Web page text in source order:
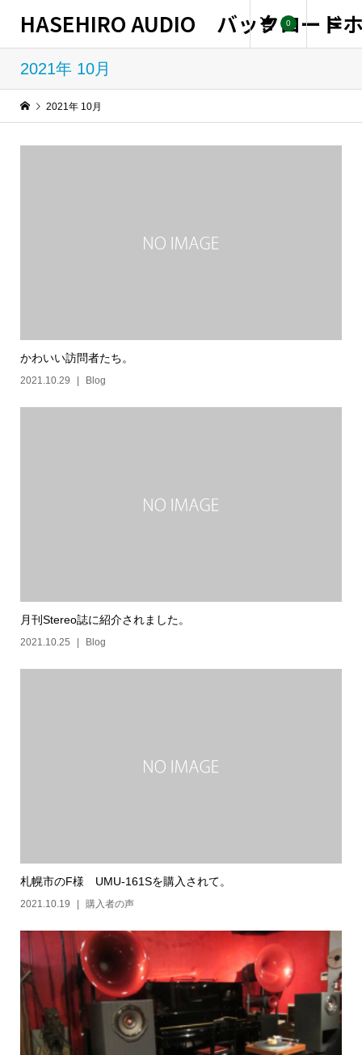
HASEHIRO AUDIO バックロード
0
2021年 10月
2021年 10月
かわいい訪問者たち。
2021.10.29 Blog
月刊Stereo誌に紹介されました。
2021.10.25 Blog
札幌市のF様 UMU-161Sを購入されて。
2021.10.19 購入者の声